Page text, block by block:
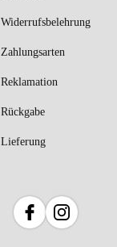
Widerrufsbelehrung
Zahlungsarten
Reklamation
Rückgabe
Lieferung